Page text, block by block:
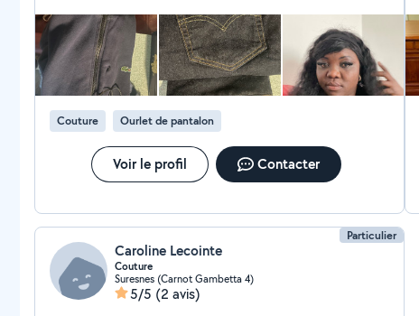
Couture Ourlet de pantalon
Voir le profil Contacter
Particulier
Caroline Lecointe
Couture
Suresnes (Carnot Gambetta 4)
5/5 (2 avis)